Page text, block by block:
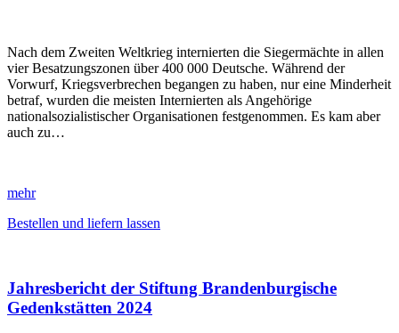
Nach dem Zweiten Weltkrieg internierten die Siegermächte in allen
vier Besatzungszonen über 400 000 Deutsche. Während der
Vorwurf, Kriegsverbrechen begangen zu haben, nur eine Minderheit
betraf, wurden die meisten Internierten als Angehörige
nationalsozialistischer Organisationen festgenommen. Es kam aber
auch zu…
mehr
Bestellen und liefern lassen
Jahresbericht der Stiftung Brandenburgische
Gedenkstätten 2024